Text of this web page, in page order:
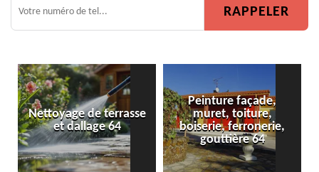
Peinture façade,
muret, toiture,
boiserie, ferronerie,
gouttière 64
Peinture de clôture 64